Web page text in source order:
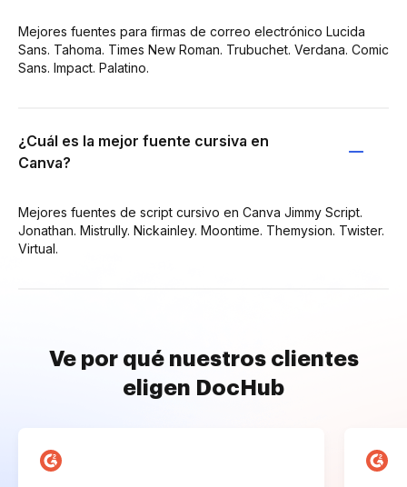
Mejores fuentes para firmas de correo electrónico Lucida
Sans. Tahoma. Times New Roman. Trubuchet. Verdana. Comic
Sans. Impact. Palatino.
¿Cuál es la mejor fuente cursiva en
Canva?
Mejores fuentes de script cursivo en Canva Jimmy Script.
Jonathan. Mistrully. Nickainley. Moontime. Themysion. Twister.
Virtual.
Ve por qué nuestros clientes
eligen DocHub